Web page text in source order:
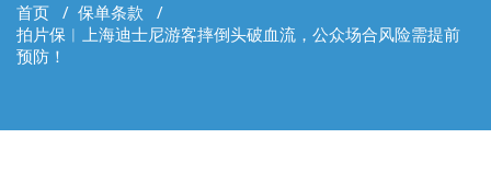
首页 / 保单条款 /
拍片保︱上海迪士尼游客摔倒头破血流，公众场合风险需提前
预防！